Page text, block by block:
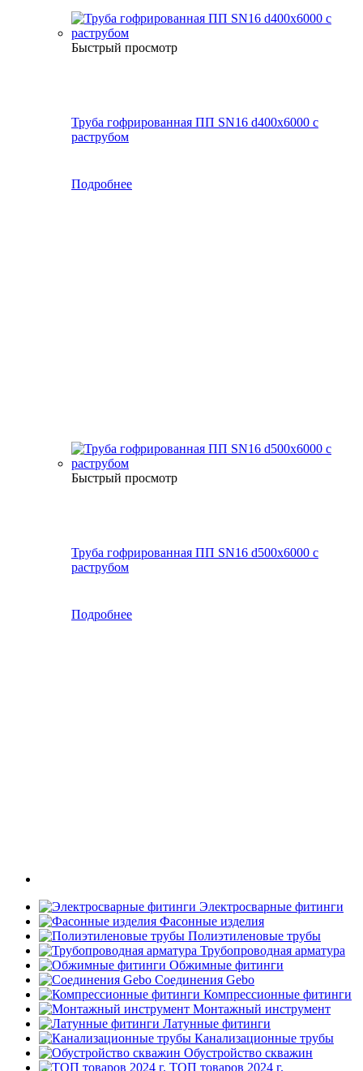
Быстрый просмотр
Труба гофрированная ПП SN16 d400х6000 с
раструбом
Подробнее
Быстрый просмотр
Труба гофрированная ПП SN16 d500х6000 с
раструбом
Подробнее
Электросварные фитинги
Фасонные изделия
Полиэтиленовые трубы
Трубопроводная арматура
Обжимные фитинги
Соединения Gebo
Компрессионные фитинги
Монтажный инструмент
Латунные фитинги
Канализационные трубы
Обустройство скважин
ТОП товаров 2024 г.